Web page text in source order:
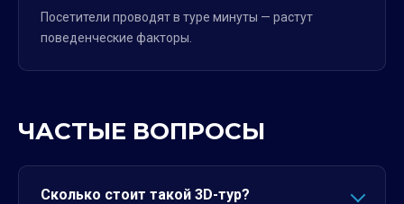
Посетители проводят в туре минуты — растут
поведенческие факторы.
ЧАСТЫЕ ВОПРОСЫ
Сколько стоит такой 3D-тур?